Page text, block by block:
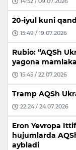
20-iyul kuni
15:49 / 19.07.2026
Rubio: “AQSh
yagona
15:45 / 22.07.2026
Tramp AQSh
22:24 / 24.07.2026
Eron Yevropa
hujumlarda
aybladi